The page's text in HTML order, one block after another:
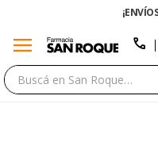
¡ENVÍOS A TODO EL PAÍS!
menu call
close